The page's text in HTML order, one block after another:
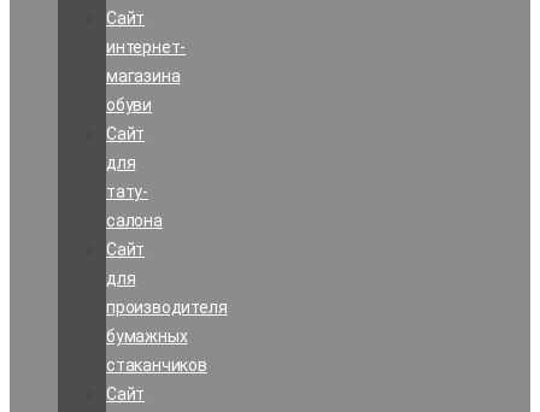
Сайт
интернет-
магазина
обуви
Сайт
для
тату-
салона
Сайт
для
производителя
бумажных
стаканчиков
Сайт